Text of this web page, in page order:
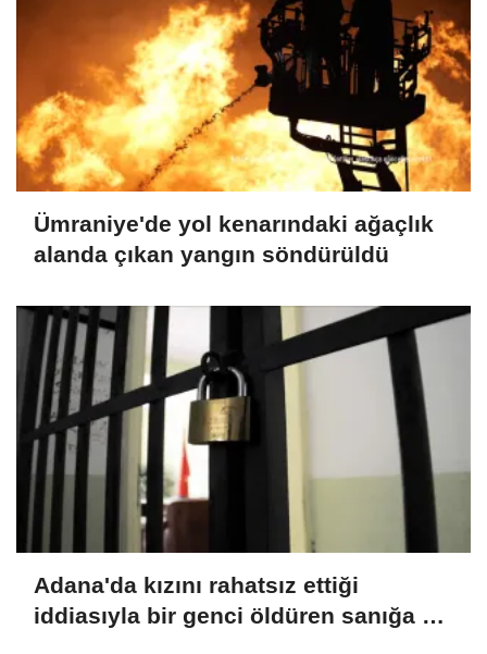
Ümraniye'de yol kenarındaki ağaçlık
alanda çıkan yangın söndürüldü
Adana'da kızını rahatsız ettiği
iddiasıyla bir genci öldüren sanığa 15